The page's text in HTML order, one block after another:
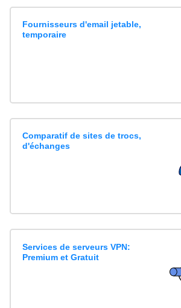
Fournisseurs d'email jetable,
temporaire
Comparatif de sites de trocs,
d'échanges
Services de serveurs VPN:
Premium et Gratuit